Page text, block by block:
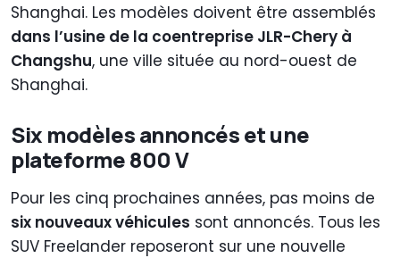
Shanghai. Les modèles doivent être assemblés
dans l’usine de la coentreprise JLR-Chery à
Changshu, une ville située au nord-ouest de
Shanghai.
Six modèles annoncés et une
plateforme 800 V
Pour les cinq prochaines années, pas moins de
six nouveaux véhicules sont annoncés. Tous les
SUV Freelander reposeront sur une nouvelle